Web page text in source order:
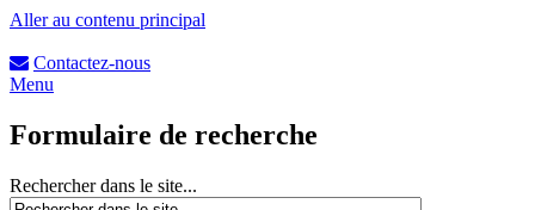
Aller au contenu principal
Contactez-nous
Menu
Formulaire de recherche
Rechercher dans le site...